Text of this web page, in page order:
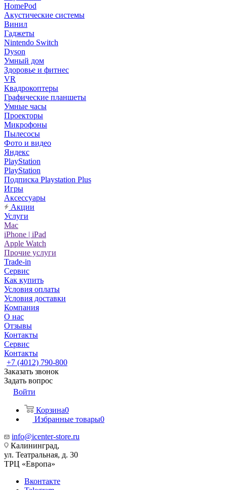
HomePod
Акустические системы
Винил
Гаджеты
Nintendo Switch
Dyson
Умный дом
Здоровье и фитнес
VR
Квадрокоптеры
Графические планшеты
Умные часы
Проекторы
Микрофоны
Пылесосы
Фото и видео
Яндекс
PlayStation
PlayStation
Подписка Playstation Plus
Игры
Аксессуары
Акции
Услуги
Mac
iPhone | iPad
Apple Watch
Прочие услуги
Trade-in
Сервис
Как купить
Условия оплаты
Условия доставки
Компания
О нас
Отзывы
Контакты
Сервис
Контакты
+7 (4012) 790-800
Заказать звонок
Задать вопрос
Войти
Корзина0
Избранные товары0
info@icenter-store.ru
Калининград,
ул. Театральная, д. 30
ТРЦ «Европа»
Вконтакте